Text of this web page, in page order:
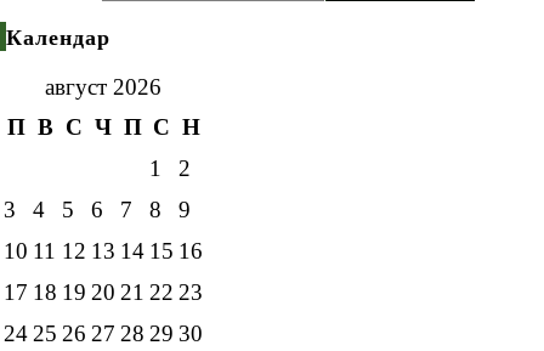
Календар
август 2026
П В С Ч П С Н
1
2
3
4 5 6 7 8
9
10 11 12 13 14 15 16
17 18 19 20 21 22 23
24 25 26 27 28 29 30